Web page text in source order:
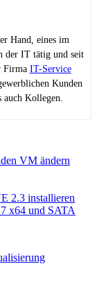
Hand, eines im
der IT tätig und seit
Firma IT-Service
Kunden
auch Kollegen.
VM ändern
2.3 installieren
x64 und SATA